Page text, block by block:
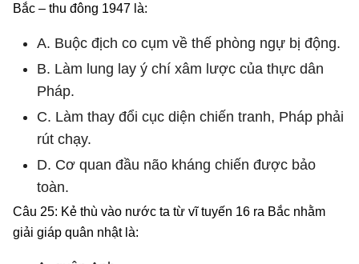
Bắc – thu đông 1947 là:
A. Buộc địch co cụm về thế phòng ngự bị động.
B. Làm lung lay ý chí xâm lược của thực dân
Pháp.
C. Làm thay đổi cục diện chiến tranh, Pháp phải
rút chạy.
D. Cơ quan đầu não kháng chiến được bảo
toàn.
Câu 25: Kẻ thù vào nước ta từ vĩ tuyến 16 ra Bắc nhằm
giải giáp quân nhật là: